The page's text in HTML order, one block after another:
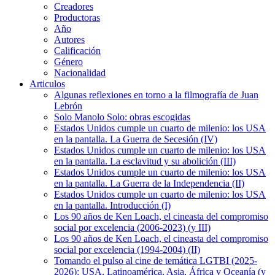
Creadores
Productoras
Año
Autores
Calificación
Género
Nacionalidad
Articulos
Algunas reflexiones en torno a la filmografía de Juan
Lebrón
Solo Manolo Solo: obras escogidas
Estados Unidos cumple un cuarto de milenio: los USA
en la pantalla. La Guerra de Secesión (IV)
Estados Unidos cumple un cuarto de milenio: los USA
en la pantalla. La esclavitud y su abolición (III)
Estados Unidos cumple un cuarto de milenio: los USA
en la pantalla. La Guerra de la Independencia (II)
Estados Unidos cumple un cuarto de milenio: los USA
en la pantalla. Introducción (I)
Los 90 años de Ken Loach, el cineasta del compromiso
social por excelencia (2006-2023) (y III)
Los 90 años de Ken Loach, el cineasta del compromiso
social por excelencia (1994-2004) (II)
Tomando el pulso al cine de temática LGTBI (2025-
2026): USA, Latinoamérica, Asia, África y Oceanía (y